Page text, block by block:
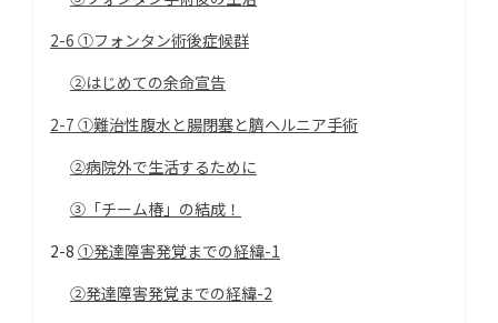
2-6 ①フォンタン術後症候群
②はじめての余命宣告
2-7 ①難治性腹水と腸閉塞と臍ヘルニア手術
②病院外で生活するために
③「チーム椿」の結成！
2-8 ①発達障害発覚までの経緯-1
②発達障害発覚までの経緯-2